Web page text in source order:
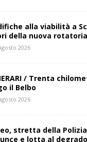
alla viabilità a
della nuova rotatoria
2026
/ Trenta
il Belbo
2026
stretta della
e lotta al degrado